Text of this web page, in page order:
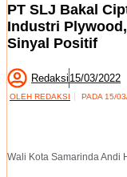
PT SLJ Bakal
Industri
Sinyal Positif
Redaksi 15/03/2022
OLEH REDAKSI PADA 15/
Wali Kota Samarinda Andi